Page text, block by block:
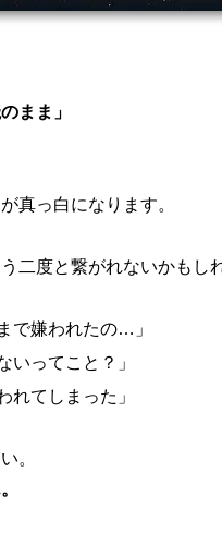
まま」
真っ白になります。
二度と繋がれないかもし
で嫌われたの…」
いってこと？」
れてしまった」
。